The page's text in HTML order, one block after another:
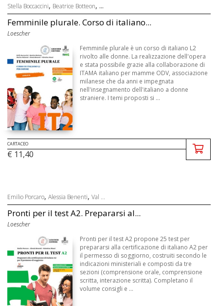
Stella Boccaccini, Beatrice Botteon, ...
Femminile plurale. Corso di italiano...
Loescher
Femminile plurale è un corso di italiano L2
rivolto alle donne. La realizzazione dell'opera
e stata possibile grazie alla collaborazione di
ITAMA italiano per mamme ODV, associazione
milanese che da anni e impegnata
nell'insegnamento dell'italiano a donne
straniere. I temi proposti si ...
CARTACEO
€ 11,40
Emilio Porcaro, Alessia Benenti, Val ...
Pronti per il test A2. Prepararsi al...
Loescher
Pronti per il test A2 propone 25 test per
prepararsi alla certificazione di italiano A2 per
il permesso di soggiorno, costruiti secondo le
indicazioni ministeriali e composti da tre
sezioni (comprensione orale, comprensione
scritta, interazione scritta). Completano il
volume consigli e ...